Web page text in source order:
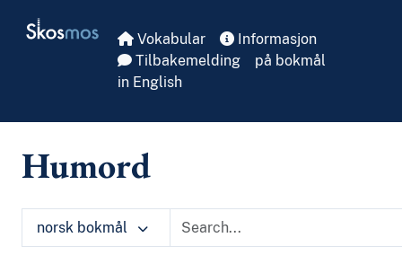
Skosmos Vokabular
Informasjon
Tilbakemelding
på bokmål
in English
Humord
norsk bokmål
Filosofi
Begreper
Estetiske begreper
Etiske begreper
Kognitive begreper